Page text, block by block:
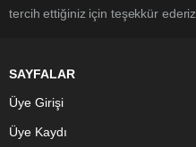
tercih ettiğiniz için teşekkür ederiz.
SAYFALAR
Üye Girişi
Üye Kaydı